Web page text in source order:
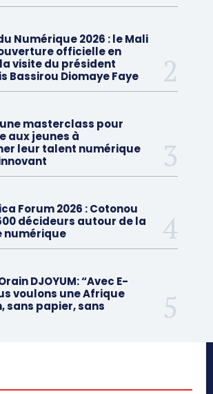
Numérique 2026 : le Mali
officielle en
visite du président
Bassirou Diomaye Faye
une masterclass pour
aux jeunes à
leur talent numérique
Forum 2026 : Cotonou
décideurs autour de la
numérique
DJOYUM: “Avec E-
voulons une Afrique
sans papier, sans